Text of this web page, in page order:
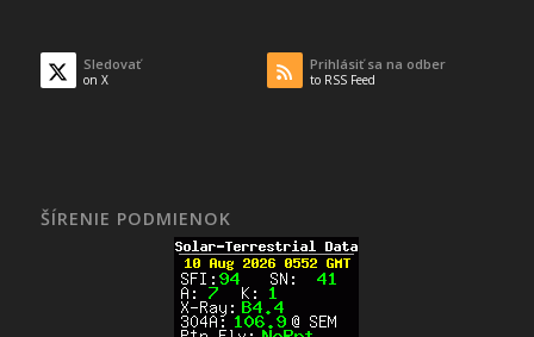
Sledovať
on X
Prihlásiť sa na odber
to RSS Feed
ŠÍRENIE PODMIENOK